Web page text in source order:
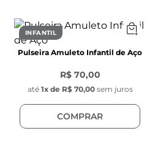
INFANTIL
Pulseira Amuleto Infantil de Aço
R$ 70,00
até 1x de R$ 70,00 sem juros
COMPRAR